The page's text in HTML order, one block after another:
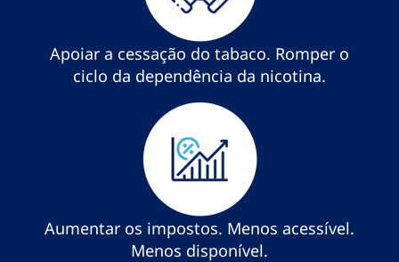
Apoiar a cessação do tabaco. Romper o
ciclo da dependência da nicotina.
Aumentar os impostos. Menos acessível.
Menos disponível.